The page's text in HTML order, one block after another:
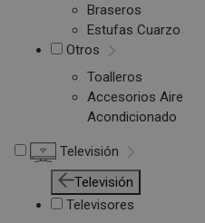
Braseros
Estufas Cuarzo
Otros
Toalleros
Accesorios Aire
Acondicionado
Televisión
Televisión
Televisores